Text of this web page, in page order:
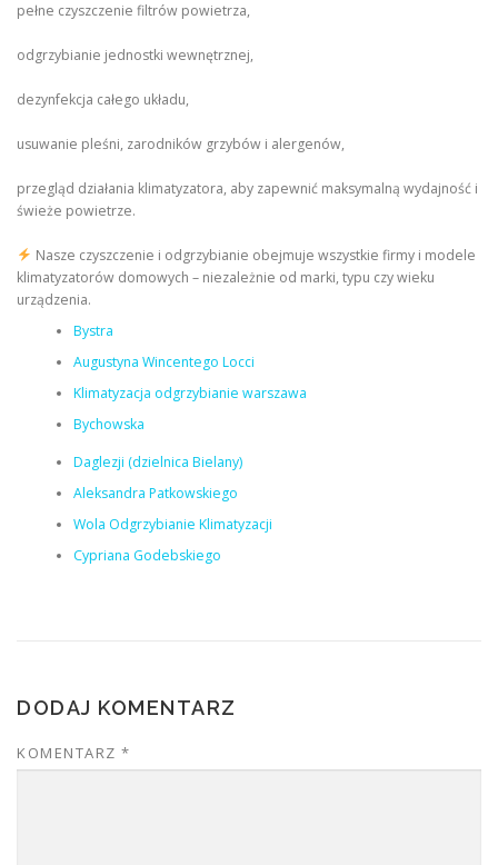
pełne czyszczenie filtrów powietrza,
odgrzybianie jednostki wewnętrznej,
dezynfekcja całego układu,
usuwanie pleśni, zarodników grzybów i alergenów,
przegląd działania klimatyzatora, aby zapewnić maksymalną wydajność i
świeże powietrze.
Nasze czyszczenie i odgrzybianie obejmuje wszystkie firmy i modele
klimatyzatorów domowych – niezależnie od marki, typu czy wieku
urządzenia.
Bystra
Augustyna Wincentego Locci
Klimatyzacja odgrzybianie warszawa
Bychowska
Daglezji (dzielnica Bielany)
Aleksandra Patkowskiego
Wola Odgrzybianie Klimatyzacji
Cypriana Godebskiego
DODAJ KOMENTARZ
KOMENTARZ *